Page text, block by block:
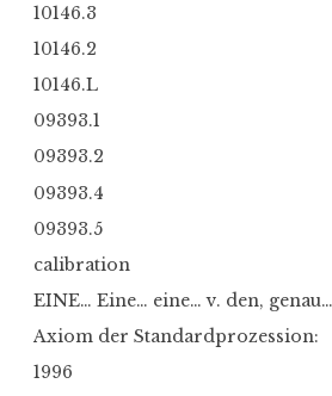
10146.3
10146.2
10146.L
09393.1
09393.2
09393.4
09393.5
calibration
EINE… Eine… eine… v. den, genau…
Axiom der Standardprozession:
1996